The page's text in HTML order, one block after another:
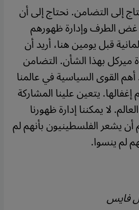
إلى التضامن. نحتاج إلى أن
الطرف وإدارة ظهورهم
قبل يومين هنا، أريد أن
ميركل بهذا الشأن. التضامن
القوى السياسية في عالمنا
إغفالها. يتعين علينا المشاركة
لا يمكننا إدارة ظهورنا
يشعر الفلسطينيون بأنهم لم
لم ينسوا.
فايس